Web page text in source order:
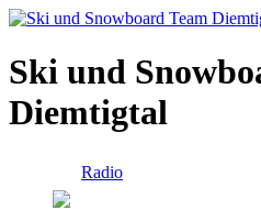
Ski und
Diemtigtal
Radio